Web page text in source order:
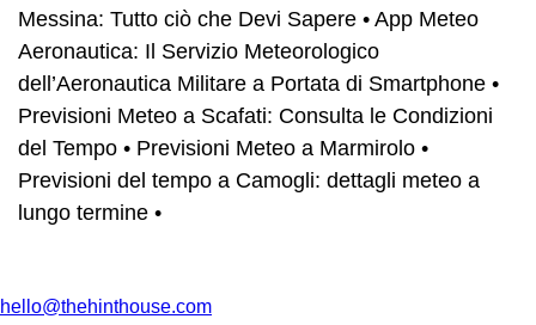
Messina: Tutto ciò che Devi Sapere • App Meteo
Aeronautica: Il Servizio Meteorologico
dell’Aeronautica Militare a Portata di Smartphone •
Previsioni Meteo a Scafati: Consulta le Condizioni
del Tempo • Previsioni Meteo a Marmirolo •
Previsioni del tempo a Camogli: dettagli meteo a
lungo termine •
hello@thehinthouse.com